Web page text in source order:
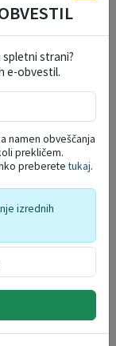
strani?
e-obvestil.
namen obveščanja
prekličem.
preberetetukaj.
izrednih